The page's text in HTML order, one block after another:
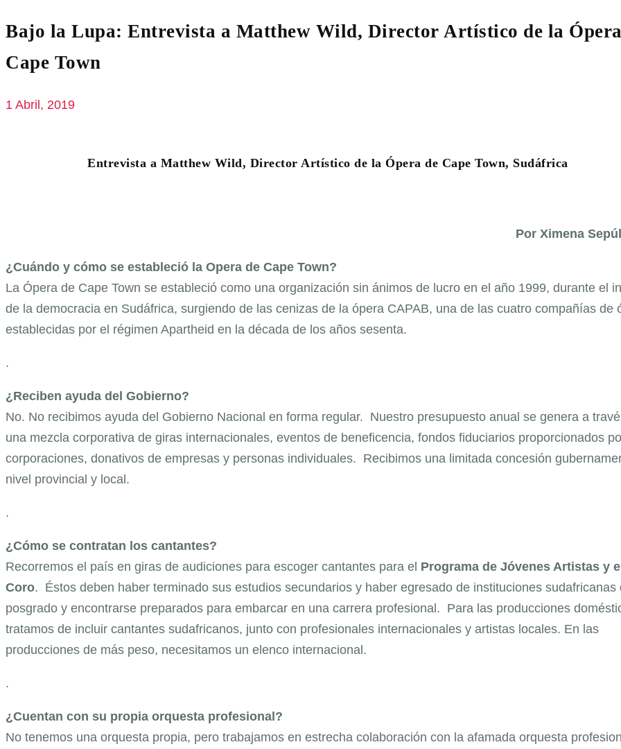
Bajo la Lupa: Entrevista a Matthew Wild, Director Artístico de la
Cape Town
1 Abril, 2019
Entrevista a Matthew Wild, Director Artístico de la Ópera de Cape Town, Sudáfrica
Por Ximena
¿Cuándo y cómo se estableció la Opera de Cape Town?
La Ópera de Cape Town se estableció como una organización sin ánimos de lucro en el año 1999, durante el
de la democracia en Sudáfrica, surgiendo de las cenizas de la ópera CAPAB, una de las cuatro compañías de
establecidas por el régimen Apartheid en la década de los años sesenta.
.
¿Reciben ayuda del Gobierno?
No. No recibimos ayuda del Gobierno Nacional en forma regular. Nuestro presupuesto anual se genera a
una mezcla corporativa de giras internacionales, eventos de beneficencia, fondos fiduciarios proporcionados
corporaciones, donativos de empresas y personas individuales. Recibimos una limitada concesión
nivel provincial y local.
.
¿Cómo se contratan los cantantes?
Recorremos el país en giras de audiciones para escoger cantantes para el Programa de Jóvenes Artistas y
Coro. Éstos deben haber terminado sus estudios secundarios y haber egresado de instituciones sudafricanas
posgrado y encontrarse preparados para embarcar en una carrera profesional. Para las producciones
tratamos de incluir cantantes sudafricanos, junto con profesionales internacionales y artistas locales. En las
producciones de más peso, necesitamos un elenco internacional.
.
¿Cuentan con su propia orquesta profesional?
No tenemos una orquesta propia, pero trabajamos en estrecha colaboración con la afamada orquesta